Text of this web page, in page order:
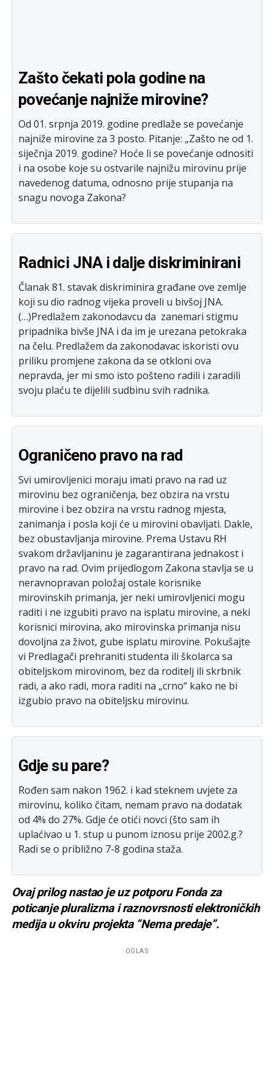
Zašto čekati pola godine na
povećanje najniže mirovine?
Od 01. srpnja 2019. godine predlaže se povećanje
najniže mirovine za 3 posto. Pitanje: „Zašto ne od 1.
siječnja 2019. godine? Hoće li se povećanje odnositi
i na osobe koje su ostvarile najnižu mirovinu prije
navedenog datuma, odnosno prije stupanja na
snagu novoga Zakona?
Radnici JNA i dalje diskriminirani
Članak 81. stavak diskriminira građane ove zemlje
koji su dio radnog vijeka proveli u bivšoj JNA.
(…)Predlažem zakonodavcu da zanemari stigmu
pripadnika bivše JNA i da im je urezana petokraka
na čelu. Predlažem da zakonodavac iskoristi ovu
priliku promjene zakona da se otkloni ova
nepravda, jer mi smo isto pošteno radili i zaradili
svoju plaću te dijelili sudbinu svih radnika.
Ograničeno pravo na rad
Svi umirovljenici moraju imati pravo na rad uz
mirovinu bez ograničenja, bez obzira na vrstu
mirovine i bez obzira na vrstu radnog mjesta,
zanimanja i posla koji će u mirovini obavljati. Dakle,
bez obustavljanja mirovine. Prema Ustavu RH
svakom državljaninu je zagarantirana jednakost i
pravo na rad. Ovim prijedlogom Zakona stavlja se u
neravnopravan položaj ostale korisnike
mirovinskih primanja, jer neki umirovljenici mogu
raditi i ne izgubiti pravo na isplatu mirovine, a neki
korisnici mirovina, ako mirovinska primanja nisu
dovoljna za život, gube isplatu mirovine. Pokušajte
vi Predlagači prehraniti studenta ili školarca sa
obiteljskom mirovinom, bez da roditelj ili skrbnik
radi, a ako radi, mora raditi na „crno“ kako ne bi
izgubio pravo na obiteljsku mirovinu.
Gdje su pare?
Rođen sam nakon 1962. i kad steknem uvjete za
mirovinu, koliko čitam, nemam pravo na dodatak
od 4% do 27%. Gdje će otići novci (što sam ih
uplaćivao u 1. stup u punom iznosu prije 2002.g.?
Radi se o približno 7-8 godina staža.
Ovaj prilog nastao je uz potporu Fonda za
poticanje pluralizma i raznovrsnosti elektroničkih
medija u okviru projekta “Nema predaje”.
OGLAS